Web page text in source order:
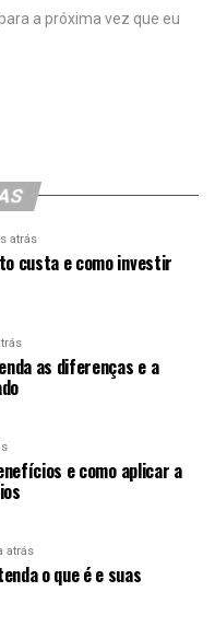
a próxima vez que eu
atrás
custa e como investir
as diferenças e a
e como aplicar a
atrás
o que é e suas